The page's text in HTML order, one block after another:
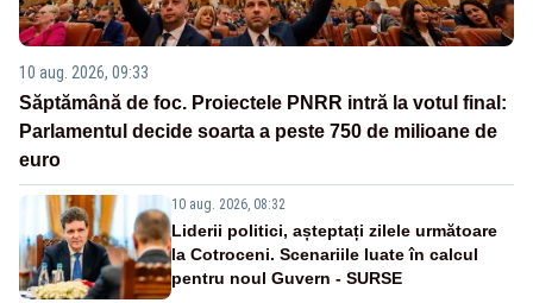
10 aug. 2026, 09:33
Săptămână de foc. Proiectele PNRR intră la votul final:
Parlamentul decide soarta a peste 750 de milioane de
euro
10 aug. 2026, 08:32
Liderii politici, așteptați zilele următoare
la Cotroceni. Scenariile luate în calcul
pentru noul Guvern - SURSE